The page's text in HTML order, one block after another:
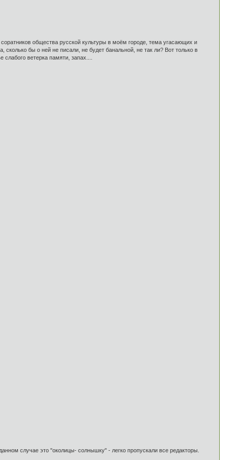
общества русской культуры в моём городе, тема угасающих и
бы о ней не писали, не будет банальной, не так ли? Вот только в
ветерка памяти, запах....
случае это "околицы- солнышку" - легко пропускали все редакторы.